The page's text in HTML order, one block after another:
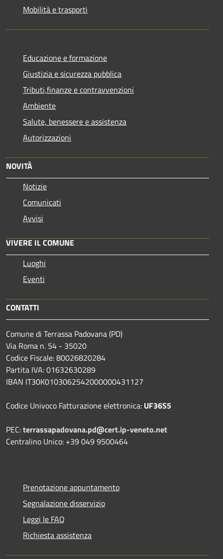
Mobilità e trasporti
Educazione e formazione
Giustizia e sicurezza pubblica
Tributi,finanze e contravvenzioni
Ambiente
Salute, benessere e assistenza
Autorizzazioni
NOVITÀ
Notizie
Comunicati
Avvisi
VIVERE IL COMUNE
Luoghi
Eventi
CONTATTI
Comune di Terrassa Padovana (PD)
Via Roma n. 54 - 35020
Codice Fiscale: 80026820284
Partita IVA: 01632630289
IBAN IT30K0103062542000000431127
Codice Univoco Fatturazione elettronica: UF36S5
PEC:terrassapadovana.pd@cert.ip-veneto.net
Centralino Unico: +39 049 9500464
Prenotazione appuntamento
Segnalazione disservizio
Leggi le FAQ
Richiesta assistenza